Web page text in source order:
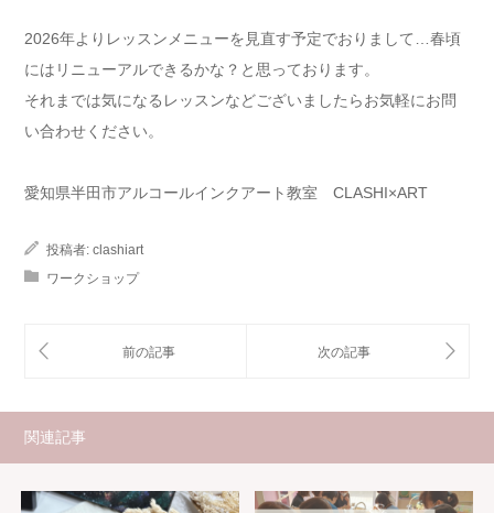
2026年よりレッスンメニューを見直す予定でおりまして…春頃
にはリニューアルできるかな？と思っております。
それまでは気になるレッスンなどございましたらお気軽にお問
い合わせください。
愛知県半田市アルコールインクアート教室 CLASHI×ART
投稿者: clashiart
ワークショップ
関連記事